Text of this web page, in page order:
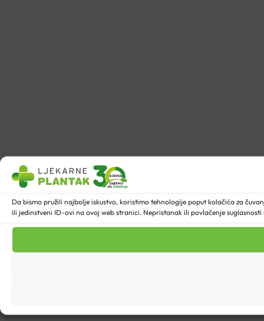
Da bismo pružili najbolje iskustvo, koristimo tehnologije poput kolačića za
ili jedinstveni ID-ovi na ovoj web stranici. Nepristanak ili povlačenje